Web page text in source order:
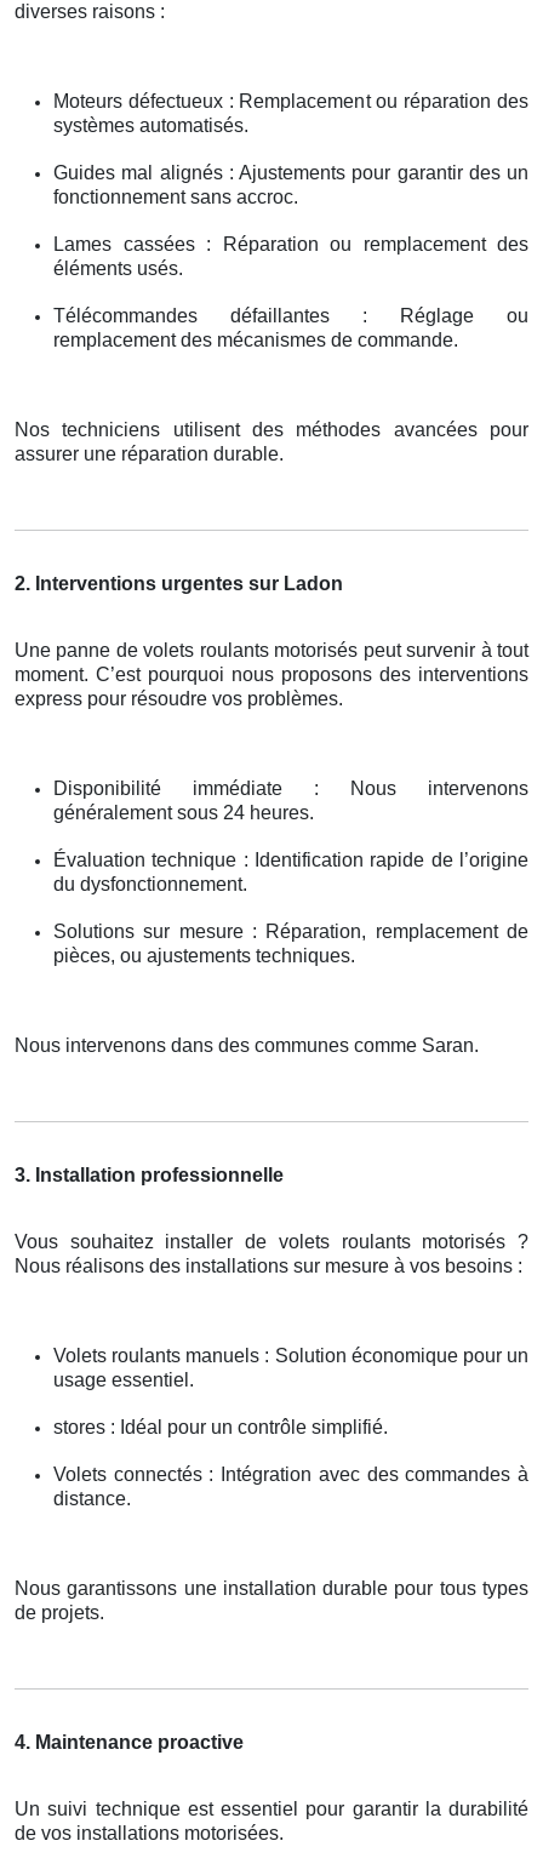
diverses raisons :
Moteurs défectueux : Remplacement ou réparation des
systèmes automatisés.
Guides mal alignés : Ajustements pour garantir des un
fonctionnement sans accroc.
Lames cassées : Réparation ou remplacement des
éléments usés.
Télécommandes défaillantes : Réglage ou
remplacement des mécanismes de commande.
Nos techniciens utilisent des méthodes avancées pour
assurer une réparation durable.
2. Interventions urgentes sur Ladon
Une panne de volets roulants motorisés peut survenir à tout
moment. C’est pourquoi nous proposons des interventions
express pour résoudre vos problèmes.
Disponibilité immédiate : Nous intervenons
généralement sous 24 heures.
Évaluation technique : Identification rapide de l’origine
du dysfonctionnement.
Solutions sur mesure : Réparation, remplacement de
pièces, ou ajustements techniques.
Nous intervenons dans des communes comme Saran.
3. Installation professionnelle
Vous souhaitez installer de volets roulants motorisés ?
Nous réalisons des installations sur mesure à vos besoins :
Volets roulants manuels : Solution économique pour un
usage essentiel.
stores : Idéal pour un contrôle simplifié.
Volets connectés : Intégration avec des commandes à
distance.
Nous garantissons une installation durable pour tous types
de projets.
4. Maintenance proactive
Un suivi technique est essentiel pour garantir la durabilité
de vos installations motorisées.